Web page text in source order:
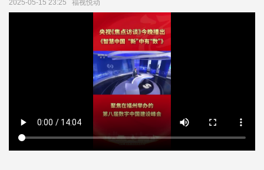
2025-05-15 23:25 福视悦动